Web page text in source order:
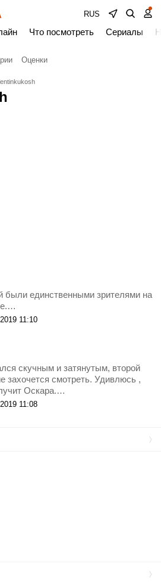
RUS
Что посмотреть Сериалы
Оценки
были единственными зрителями на
11:10
скучным и затянутым, второй
захочется смотреть. Удивлюсь ,
Оскара.…
11:08